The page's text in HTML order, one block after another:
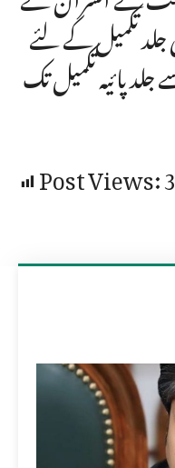
جلد تکمیل کے لئے
پائیہ تکمیل تک
Post Views: